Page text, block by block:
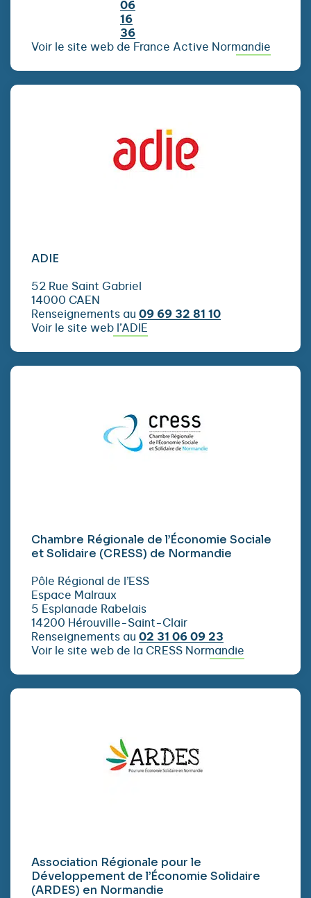
06
16
36
Voir le site web de France Active Normandie
ADIE
52 Rue Saint Gabriel
14000 CAEN
Renseignements au 09 69 32 81 10
Voir le site web l’ADIE
Chambre Régionale de l’Économie Sociale
et Solidaire (CRESS) de Normandie
Pôle Régional de l’ESS
Espace Malraux
5 Esplanade Rabelais
14200 Hérouville-Saint-Clair
Renseignements au 02 31 06 09 23
Voir le site web de la CRESS Normandie
Association Régionale pour le
Développement de l’Économie Solidaire
(ARDES) en Normandie